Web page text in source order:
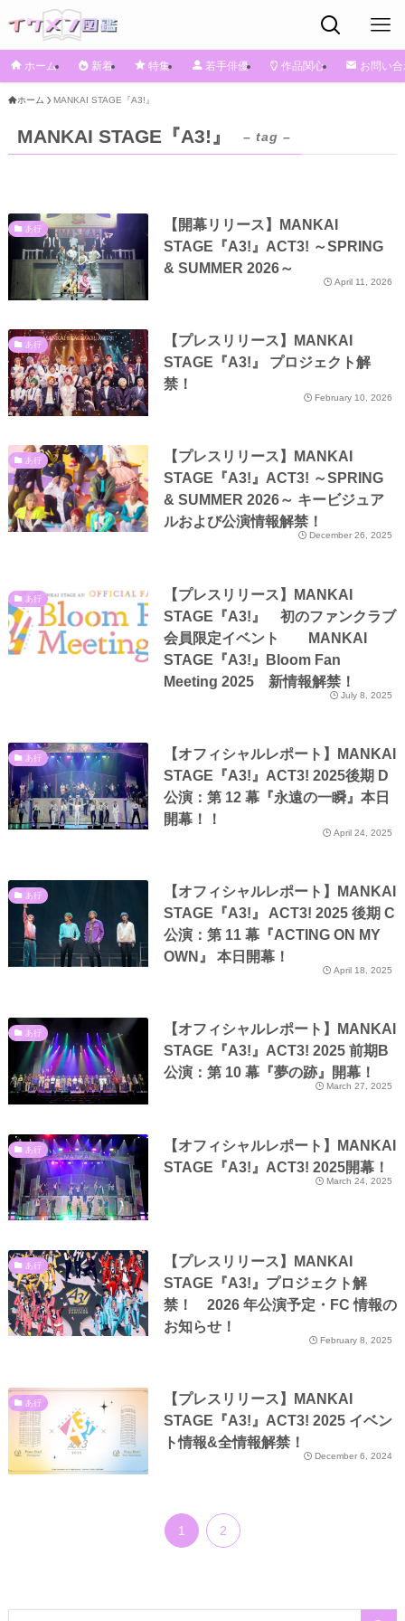
ホーム 新着 特集 若手俳優 作品関心 お問い
ホーム MANKAI STAGE『A3!』
MANKAI STAGE『A3!』 – tag –
あ行
【開幕リリース】MANKAI
STAGE『A3!』ACT3! ～SPRING
& SUMMER 2026～
April 11, 2026
あ行
【プレスリリース】MANKAI
STAGE『A3!』 プロジェクト解
禁！
February 10, 2026
あ行
【プレスリリース】MANKAI
STAGE『A3!』ACT3! ～SPRING
& SUMMER 2026～ キービジュア
ルおよび公演情報解禁！
December 26, 2025
あ行
【プレスリリース】MANKAI
STAGE『A3!』 初のファンクラブ
会員限定イベント MANKAI
STAGE『A3!』Bloom Fan
Meeting 2025 新情報解禁！
July 8, 2025
あ行
【オフィシャルレポート】MANKAI
STAGE『A3!』ACT3! 2025後期 D
公演：第 12 幕『永遠の一瞬』本日
開幕！！
April 24, 2025
あ行
【オフィシャルレポート】MANKAI
STAGE『A3!』 ACT3! 2025 後期 C
公演：第 11 幕『ACTING ON MY
OWN』 本日開幕！
April 18, 2025
あ行
【オフィシャルレポート】MANKAI
STAGE『A3!』ACT3! 2025 前期B
公演：第 10 幕『夢の跡』開幕！
March 27, 2025
あ行
【オフィシャルレポート】MANKAI
STAGE『A3!』ACT3! 2025開幕！
March 24, 2025
あ行
【プレスリリース】MANKAI
STAGE『A3!』プロジェクト解
禁！ 2026 年公演予定・FC 情報の
お知らせ！
February 8, 2025
あ行
【プレスリリース】MANKAI
STAGE『A3!』ACT3! 2025 イベン
ト情報&全情報解禁！
December 6, 2024
1 2